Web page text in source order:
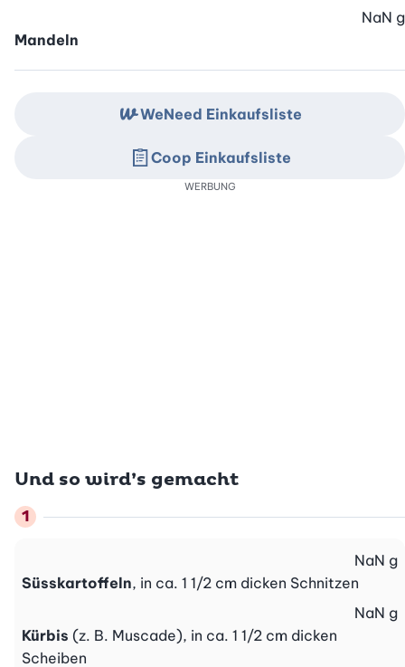
Mandeln
NaN g
Und so wird’s gemacht
Süsskartoffeln, in ca. 1 1/2 cm dicken Schnitzen
NaN g
Kürbis (z. B. Muscade), in ca. 1 1/2 cm dicken
Scheiben
NaN g
WeNeed Einkaufsliste
Coop Einkaufsliste
WERBUNG